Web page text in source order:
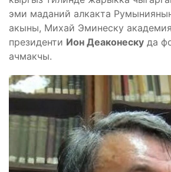
эми маданий алкакта
акыны, Михай Эминеску
президенти Ион Деаконеску да
ачмакчы.